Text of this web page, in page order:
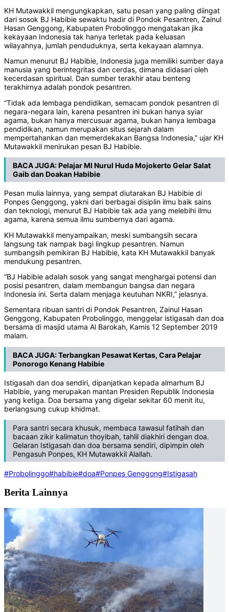
KH Mutawakkil mengungkapkan, satu pesan yang paling diingat
dari sosok BJ Habibie sewaktu hadir di Pondok Pesantren, Zainul
Hasan Genggong, Kabupaten Probolinggo mengatakan jika
kekayaan Indonesia tak hanya terletak pada keluasan
wilayahnya, jumlah penduduknya, serta kekayaan alamnya.
Namun menurut BJ Habibie, Indonesia juga memiliki sumber daya
manusia yang berintegritas dan cerdas, dimana didasari oleh
kecerdasan spiritual. Dan sumber terakhir atau benteng
terakhirnya adalah pondok pesantren.
“Tidak ada lembaga pendidikan, semacam pondok pesantren di
negara-negara lain, karena pesantren ini bukan hanya syiar
agama, bukan hanya mercusuar agama, bukan hanya lembaga
pendidikan, namun merupakan situs sejarah dalam
mempertahankan dan memerdekakan Bangsa Indonesia,” ujar KH
Mutawakkil menirukan pesan BJ Habibie.
BACA JUGA:Pelajar MI Nurul Huda Mojokerto Gelar Salat
Gaib dan Doakan Habibie
Pesan mulia lainnya, yang sempat diutarakan BJ Habibie di
Ponpes Genggong, yakni dari berbagai disiplin ilmu baik sains
dan teknologi, menurut BJ Habibie tak ada yang melebihi ilmu
agama, karena semua ilmu sumbernya dari agama.
KH Mutawakkil menyampaikan, meski sumbangsih secara
langsung tak nampak bagi lingkup pesantren. Namun
sumbangsih pemikiran BJ Habibie, kata KH Mutawakkil banyak
mendukung pesantren.
“BJ Habibie adalah sosok yang sangat menghargai potensi dan
posisi pesantren, dalam membangun bangsa dan negara
Indonesia ini. Serta dalam menjaga keutuhan NKRI,” jelasnya.
Sementara ribuan santri di Pondok Pesantren, Zainul Hasan
Genggong, Kabupaten Probolinggo, menggelar istigasah dan doa
bersama di masjid utama Al Barokah, Kamis 12 September 2019
malam.
BACA JUGA:Terbangkan Pesawat Kertas, Cara Pelajar
Ponorogo Kenang Habibie
Istigasah dan doa sendiri, dipanjatkan kepada almarhum BJ
Habibie, yang merupakan mantan Presiden Republik Indonesia
yang ketiga. Doa bersama yang digelar sekitar 60 menit itu,
berlangsung cukup khidmat.
Para santri secara khusuk, membaca tawasul fatihah dan
bacaan zikir kalimatun thoyibah, tahlil diakhiri dengan doa.
Gelaran Istigasah dan doa bersama sendiri, dipimpin oleh
Pengasuh Ponpes, KH Mutawakkil Alallah.
#Probolinggo#habibie#doa#Ponpes Genggong#Istigasah
Berita Lainnya